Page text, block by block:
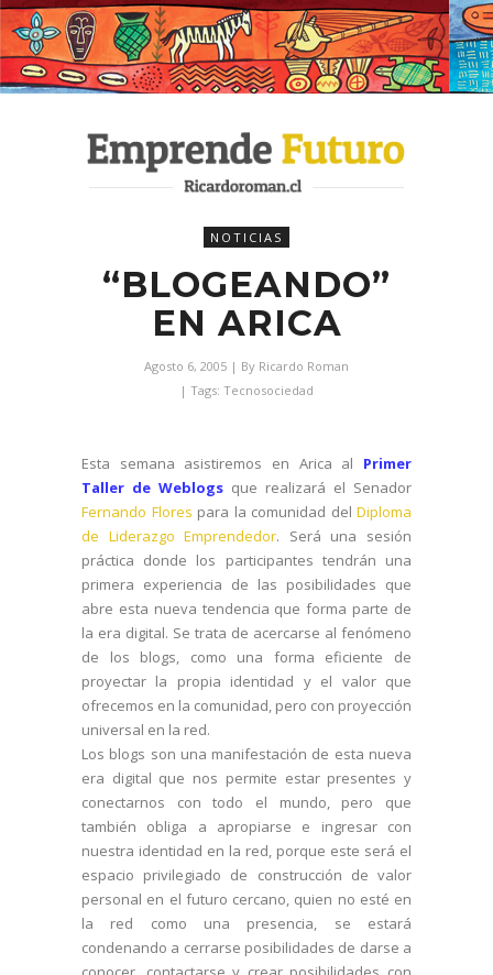
NOTICIAS
“BLOGEANDO”
EN ARICA
Agosto 6, 2005 | By Ricardo Roman
| Tags: Tecnosociedad
Esta semana asistiremos en Arica al Primer
Taller de Weblogs que realizará el Senador
Fernando Flores para la comunidad del Diploma
de Liderazgo Emprendedor. Será una sesión
práctica donde los participantes tendrán una
primera experiencia de las posibilidades que
abre esta nueva tendencia que forma parte de
la era digital. Se trata de acercarse al fenómeno
de los blogs, como una forma eficiente de
proyectar la propia identidad y el valor que
ofrecemos en la comunidad, pero con proyección
universal en la red.
Los blogs son una manifestación de esta nueva
era digital que nos permite estar presentes y
conectarnos con todo el mundo, pero que
también obliga a apropiarse e ingresar con
nuestra identidad en la red, porque este será el
espacio privilegiado de construcción de valor
personal en el futuro cercano, quien no esté en
la red como una presencia, se estará
condenando a cerrarse posibilidades de darse a